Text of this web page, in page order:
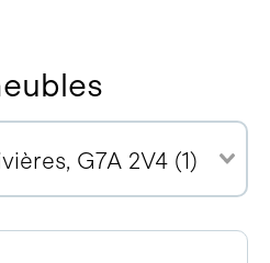
G7A 2V4 (1)